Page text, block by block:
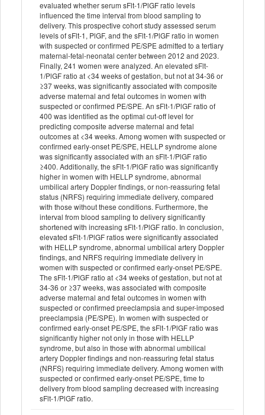
evaluated whether serum sFlt-1/PlGF ratio levels
influenced the time interval from blood sampling to
delivery. This prospective cohort study assessed serum
levels of sFlt-1, PlGF, and the sFlt-1/PlGF ratio in women
with suspected or confirmed PE/SPE admitted to a tertiary
maternal-fetal-neonatal center between 2012 and 2023.
Finally, 241 women were analyzed. An elevated sFlt-
1/PlGF ratio at <34 weeks of gestation, but not at 34-36 or
≥37 weeks, was significantly associated with composite
adverse maternal and fetal outcomes in women with
suspected or confirmed PE/SPE. An sFlt-1/PlGF ratio of
400 was identified as the optimal cut-off level for
predicting composite adverse maternal and fetal
outcomes at <34 weeks. Among women with suspected or
confirmed early-onset PE/SPE, HELLP syndrome alone
was significantly associated with an sFlt-1/PlGF ratio
≥400. Additionally, the sFlt-1/PlGF ratio was significantly
higher in women with HELLP syndrome, abnormal
umbilical artery Doppler findings, or non-reassuring fetal
status (NRFS) requiring immediate delivery, compared
with those without these conditions. Furthermore, the
interval from blood sampling to delivery significantly
shortened with increasing sFlt-1/PlGF ratio. In conclusion,
elevated sFlt-1/PlGF ratios were significantly associated
with HELLP syndrome, abnormal umbilical artery Doppler
findings, and NRFS requiring immediate delivery in
women with suspected or confirmed early-onset PE/SPE.
The sFlt-1/PlGF ratio at <34 weeks of gestation, but not at
34-36 or ≥37 weeks, was associated with composite
adverse maternal and fetal outcomes in women with
suspected or confirmed preeclampsia and super-imposed
preeclampsia (PE/SPE). In women with suspected or
confirmed early-onset PE/SPE, the sFlt-1/PlGF ratio was
significantly higher not only in those with HELLP
syndrome, but also in those with abnormal umbilical
artery Doppler findings and non-reassuring fetal status
(NRFS) requiring immediate delivery. Among women with
suspected or confirmed early-onset PE/SPE, time to
delivery from blood sampling decreased with increasing
sFlt-1/PlGF ratio.